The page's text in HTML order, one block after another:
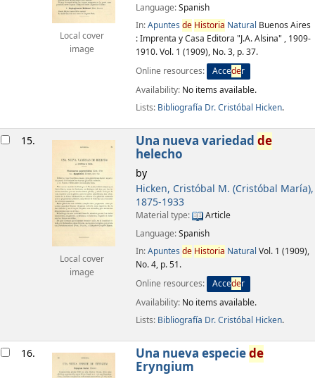
Local cover
image
Language:Spanish
In:Apuntes de Historia Natural Buenos Aires
: Imprenta y Casa Editora "J.A. Alsina" , 1909-
1910. Vol. 1 (1909), No. 3, p. 37.
Online resources:
Acceder
Availability: No items available.
Lists: Bibliografía Dr. Cristóbal Hicken.
15.
Local cover
image
Una nueva variedad de
helecho
by
Hicken, Cristóbal M. (Cristóbal María),
1875-1933
Material type:
Article
Language:Spanish
In:Apuntes de Historia Natural Vol. 1 (1909),
No. 4, p. 51.
Online resources:
Acceder
Availability: No items available.
Lists: Bibliografía Dr. Cristóbal Hicken.
16. Una nueva especiede
Eryngium